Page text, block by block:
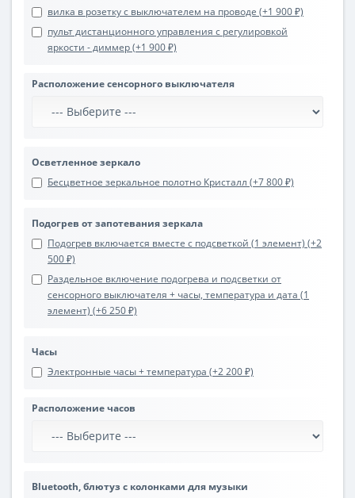
вилка в розетку с выключателем на проводе (+1 900 ₽)
пульт дистанционного управления с регулировкой
яркости - диммер (+1 900 ₽)
Расположение сенсорного выключателя
Осветленное зеркало
Бесцветное зеркальное полотно Кристалл (+7 800 ₽)
Подогрев от запотевания зеркала
Подогрев включается вместе с подсветкой (1 элемент) (+2
500 ₽)
Раздельное включение подогрева и подсветки от
сенсорного выключателя + часы, температура и дата (1
элемент) (+6 250 ₽)
Часы
Электронные часы + температура (+2 200 ₽)
Расположение часов
Bluetooth, блютуз с колонками для музыки